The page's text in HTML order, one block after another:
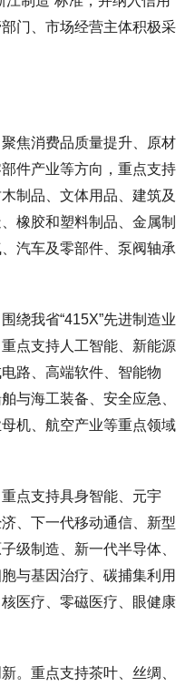
门、市场经营主体积极采
焦消费品质量提升、原材
件产业等方向，重点支持
制品、文体用品、建筑及
橡胶和塑料制品、金属制
汽车及零部件、泵阀轴承
绕我省“415X”先进制造业
点支持人工智能、新能源
路、高端软件、智能物
与海工装备、安全应急、
机、航空产业等重点领域
点支持具身智能、元宇
、下一代移动通信、新型
级制造、新一代半导体、
与基因治疗、碳捕集利用
医疗、零磁医疗、眼健康
。重点支持茶叶、丝绸、